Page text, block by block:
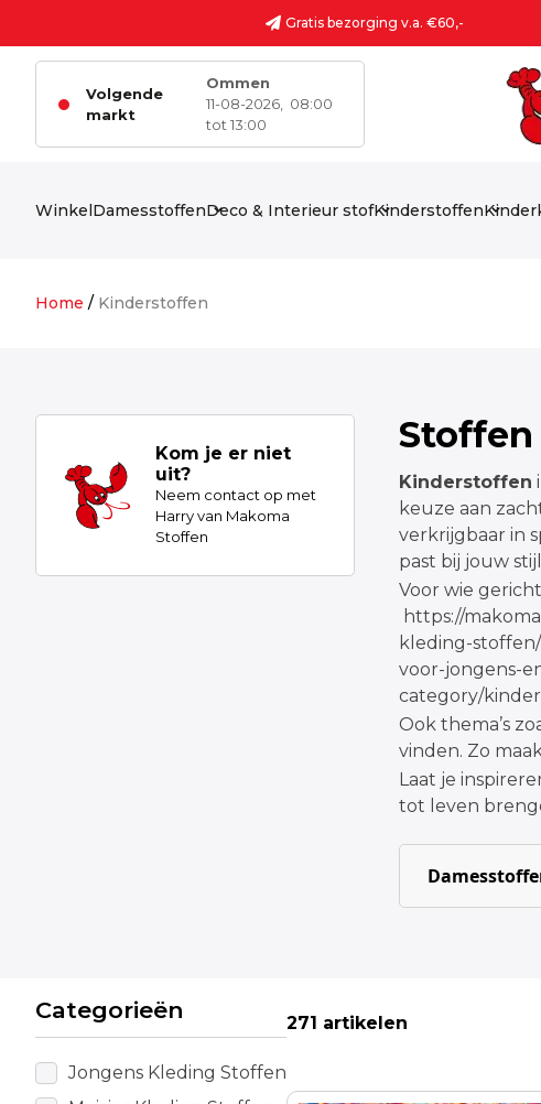
Gratis bezorging v.a. €60,-
Volgende
markt
Ommen
11-08-2026,
08:00
tot 13:00
WinkelDamesstoffenDeco & Interieur stofKinderstoffen
Home / Kinderstoffen
Kom je er niet
uit?
Neem contact op met
Harry van Makoma
Stoffen
Stoffen
Kinderstoffen
keuze aan
verkrijgbaar in
past bij jouw
Voor wie
https://
kleding-stoffen/
voor-jongens-
category/
Ook thema’s
vinden. Zo
Laat je
tot leven
Categorieën
Jongens Kleding Stoffen
271 artikelen